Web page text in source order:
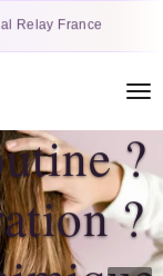
Relay France
?
?